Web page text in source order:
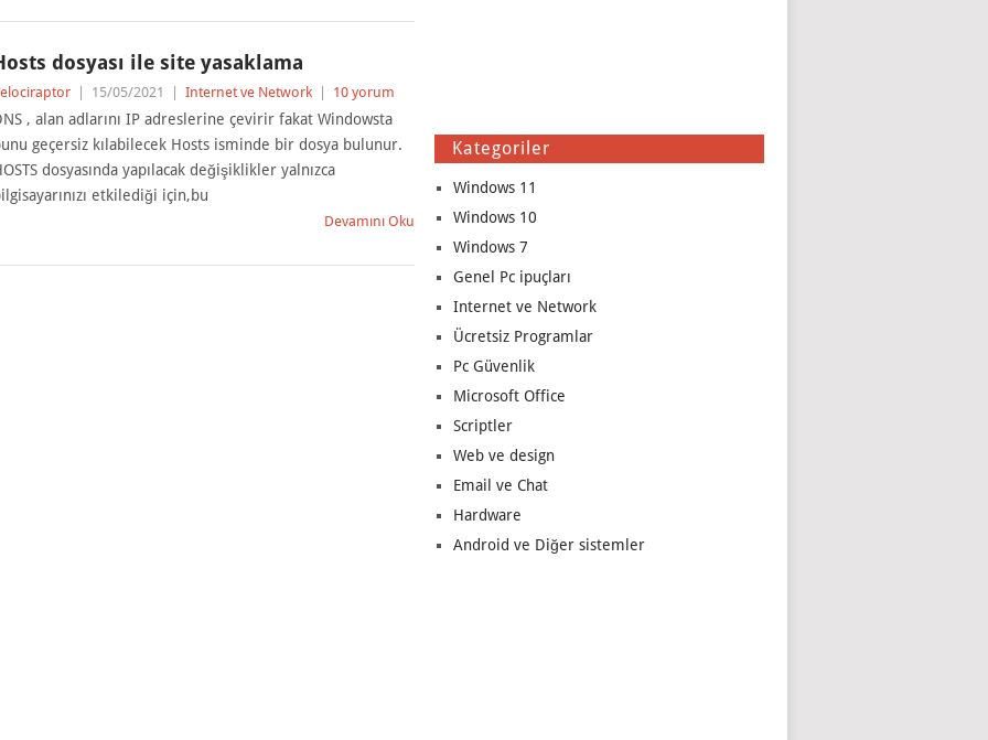
dosyası ile site yasaklama
15/05/2021 Internet ve Network 10 yorum
, alan adlarını IP adreslerine çevirir fakat Windowsta
geçersiz kılabilecek Hosts isminde bir dosya bulunur.
dosyasında yapılacak değişiklikler yalnızca
etkilediği için,bu
Devamını Oku
Kategoriler
Windows 11
Windows 10
Windows 7
Genel Pc ipuçları
Internet ve Network
Ücretsiz Programlar
Pc Güvenlik
Microsoft Office
Scriptler
Web ve design
Email ve Chat
Hardware
Android ve Diğer sistemler